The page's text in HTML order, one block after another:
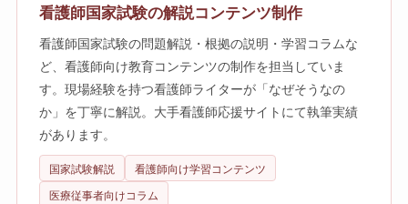
看護師国家試験の解説コンテンツ制作
看護師国家試験の問題解説・根拠の説明・学習コラムな
ど、看護師向け教育コンテンツの制作を担当していま
す。現場経験を持つ看護師ライターが「なぜそうなの
か」を丁寧に解説。大手看護師応援サイトにて執筆実績
があります。
国家試験解説
看護師向け学習コンテンツ
医療従事者向けコラム